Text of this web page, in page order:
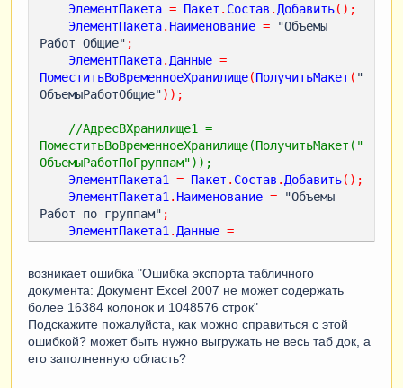
ЭлементПакета = Пакет . Состав . Добавить();
ЭлементПакета. Наименование = "Объемы
Работ Общие" ;
ЭлементПакета. Данные =
ПоместитьВоВременноеХранилище(ПолучитьМакет ( "
ОбъемыРаботОбщие"));
//АдресВХранилище1 =
ПоместитьВоВременноеХранилище(ПолучитьМакет("
ОбъемыРаботПоГруппам"));
ЭлементПакета1
= Пакет . Состав . Добавить();
ЭлементПакета1 . Наименование = "Объемы
Работ по группам" ;
ЭлементПакета1 . Данные =
//АдресВХранилище2 =
ПоместитьВоВременноеХранилище(ПолучитьМакет("
ОбъемыРаботПоИнтерпретаторам"));
ЭлементПакета2 = Пакет.Состав. Добавить();
ЭлементПакета2.Наименование
возникает ошибка "Ошибка экспорта табличного
документа: Документ Excel 2007 не может содержать
более 16384 колонок и 1048576 строк"
Подскажите пожалуйста, как можно справиться с этой
ошибкой? может быть нужно выгружать не весь таб док, а
его заполненную область?